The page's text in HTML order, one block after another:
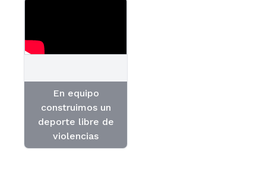
En equipo
construimos un
deporte libre de
violencias